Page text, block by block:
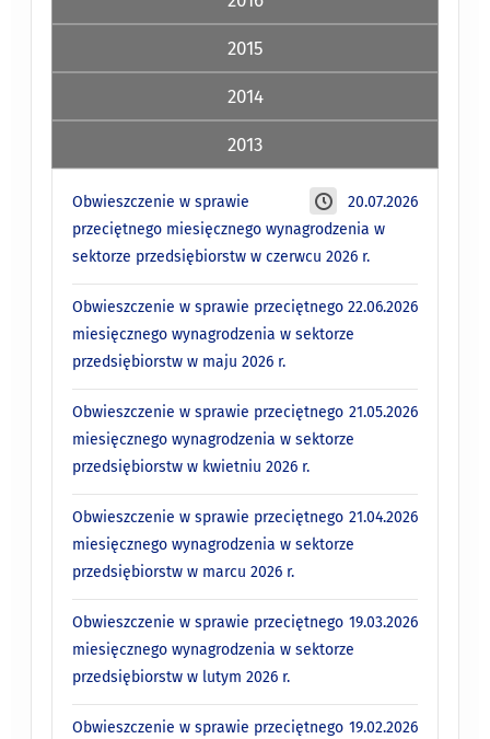
2015
2014
2013
20.07.2026
Obwieszczenie w sprawie
przeciętnego miesięcznego wynagrodzenia w
sektorze przedsiębiorstw w czerwcu 2026 r.
22.06.2026
Obwieszczenie w sprawie przeciętnego
miesięcznego wynagrodzenia w sektorze
przedsiębiorstw w maju 2026 r.
21.05.2026
Obwieszczenie w sprawie przeciętnego
miesięcznego wynagrodzenia w sektorze
przedsiębiorstw w kwietniu 2026 r.
21.04.2026
Obwieszczenie w sprawie przeciętnego
miesięcznego wynagrodzenia w sektorze
przedsiębiorstw w marcu 2026 r.
19.03.2026
Obwieszczenie w sprawie przeciętnego
miesięcznego wynagrodzenia w sektorze
przedsiębiorstw w lutym 2026 r.
19.02.2026
Obwieszczenie w sprawie przeciętnego